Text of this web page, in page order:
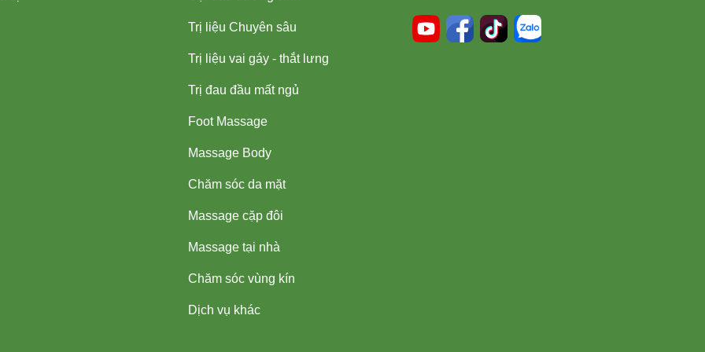
Trị liệu Chuyên sâu
Trị liệu vai gáy - thắt lưng
Trị đau đầu mất ngủ
Foot Massage
Massage Body
Chăm sóc da mặt
Massage cặp đôi
Massage tại nhà
Chăm sóc vùng kín
Dịch vụ khác